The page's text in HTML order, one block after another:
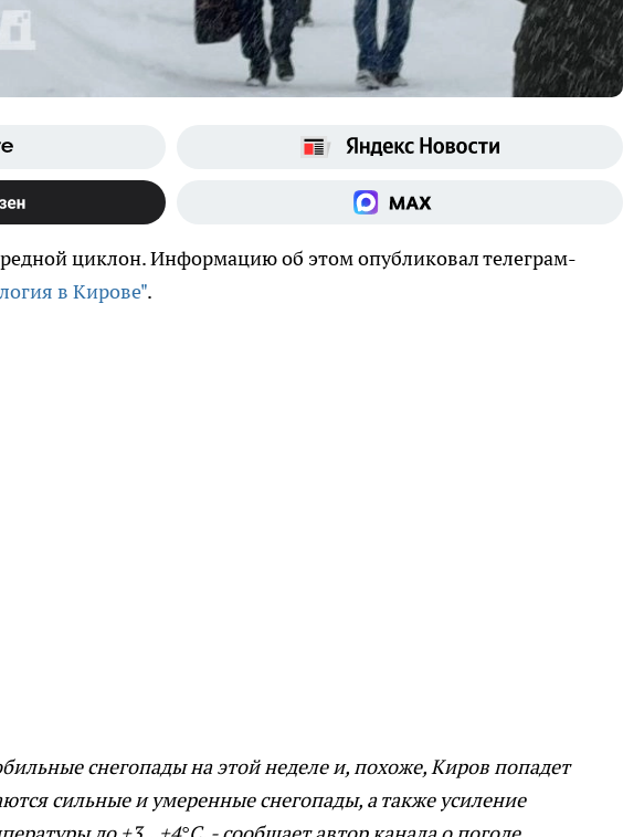
циклон. Информацию об этом опубликовал телеграм-
в Кирове".
снегопады на этой неделе и, похоже, Киров попадет
сильные и умеренные снегопады, а также усиление